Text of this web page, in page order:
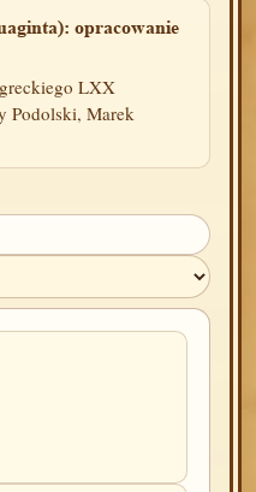
opracowanie
LXX
Podolski, Marek